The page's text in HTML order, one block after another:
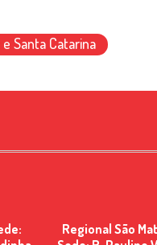
Santa Catarina
Regional São